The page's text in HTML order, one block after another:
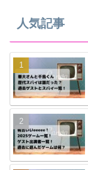
人気記事